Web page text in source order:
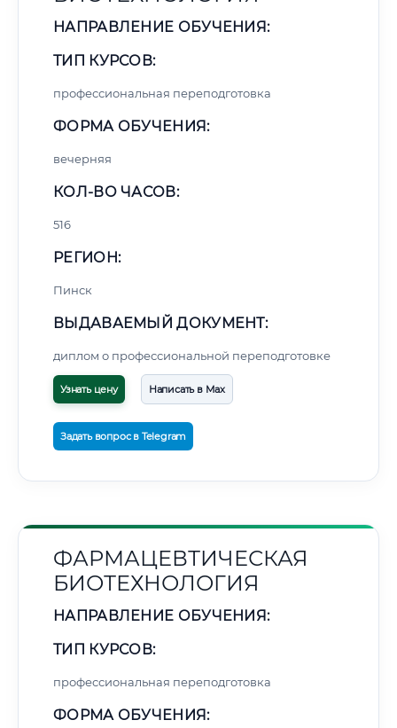
НАПРАВЛЕНИЕ ОБУЧЕНИЯ:
ТИП КУРСОВ:
профессиональная переподготовка
ФОРМА ОБУЧЕНИЯ:
вечерняя
КОЛ-ВО ЧАСОВ:
516
РЕГИОН:
Пинск
ВЫДАВАЕМЫЙ ДОКУМЕНТ:
диплом о профессиональной переподготовке
Узнать цену Написать в Max
Задать вопрос в Telegram
ФАРМАЦЕВТИЧЕСКАЯ
БИОТЕХНОЛОГИЯ
НАПРАВЛЕНИЕ ОБУЧЕНИЯ:
ТИП КУРСОВ:
профессиональная переподготовка
ФОРМА ОБУЧЕНИЯ: